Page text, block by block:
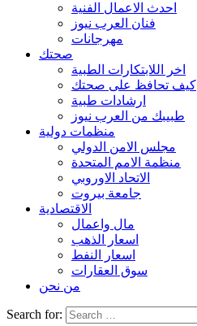
احدث الاعمال الفنية
فنان العرب نيوز
مهرجانات
صحتك
اخر اللابتكارات الطبية
كيف تحافظ على صحتك
ارشادات طبية
طبيبك من العرب نيوز
منظمات دولية
مجلس الامن الدولي
منظمة الامم المتحدة
الاتحاد الاوروبي
جامعة بيروت
الاقتصادية
مال واعمال
اسعار الذهب
اسعار النفط
سوق العقارات
من نحن
Search for: